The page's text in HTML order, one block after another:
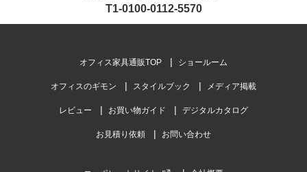
T1-0100-0112-5570
オフィス家具通販TOP ショールーム
オフィスのギモン スタイルブック メディア掲載
レビュー お買い物ガイド デジタルカタログ
お見積り依頼 お問い合わせ